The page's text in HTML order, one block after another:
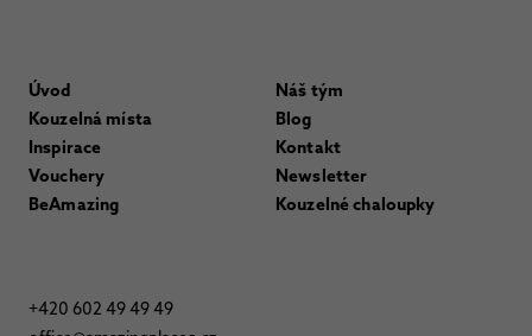
Úvod
Kouzelná místa
Inspirace
Vouchery
BeAmazing
Náš tým
Blog
Kontakt
Newsletter
Kouzelné chaloupky
+420 602 49 49 49